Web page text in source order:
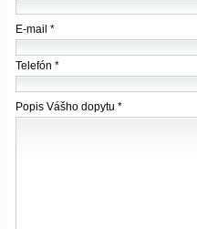
E-mail *
Telefón *
Popis Vášho dopytu *